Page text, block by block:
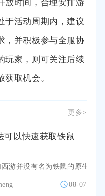
放时间，合理安排游
于活动周期内，建议
，并积极参与全服协
玩家，则可关注后续
取机会。
更多>
可以快速获取铁鼠
西游并没有名为铁鼠的原生召
08-07